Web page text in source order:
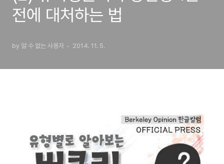
전에 대처하는 법
by 알 수 없는 사용자 2014. 11. 5.